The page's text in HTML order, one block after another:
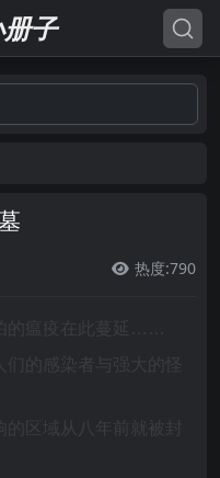
子
 热度:790
的瘟疫在此蔓延……
们的感染者与强大的怪
区域从八年前就被封